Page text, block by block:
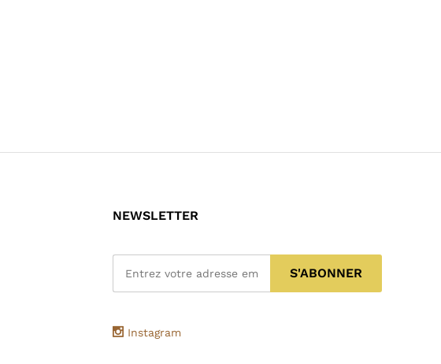
NEWSLETTER
Instagram